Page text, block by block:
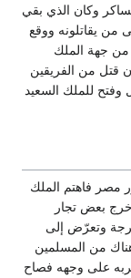
وكان الذي بقي
من يقاتلونه ووقع
من جهة الملك
قتل من الفريقين
للملك السعيد
مصر فاهتم الملك
بعض تجار
وتعرّض إلى
من المسلمين
على وجهه فصاح